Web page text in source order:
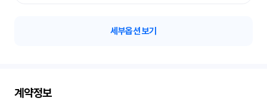
세부옵션 보기
계약정보